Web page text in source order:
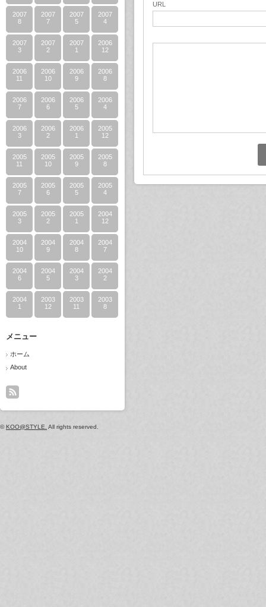
2007
8
2007
7
2007
5
2007
4
2007
3
2007
2
2007
1
2006
12
2006
11
2006
10
2006
9
2006
8
2006
7
2006
6
2006
5
2006
4
2006
3
2006
2
2006
1
2005
12
2005
11
2005
10
2005
9
2005
8
2005
7
2005
6
2005
5
2005
4
2005
3
2005
2
2005
1
2004
12
2004
10
2004
9
2004
8
2004
7
2004
6
2004
5
2004
3
2004
2
2004
1
2003
12
2003
11
2003
8
メニュー
ホーム
About
©KOO@STYLE. All rights reserved.
URL